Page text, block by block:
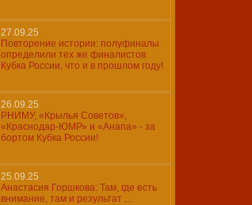
27.09.25
Повторение истории: полуфиналы
определили тех же финалистов
Кубка России, что и в прошлом году!
26.09.25
РНИМУ, «Крылья Советов»,
«Краснодар-ЮМР» и «Анапа» - за
бортом Кубка России!
25.09.25
Анастасия Горшкова: Там, где есть
внимание, там и результат ...